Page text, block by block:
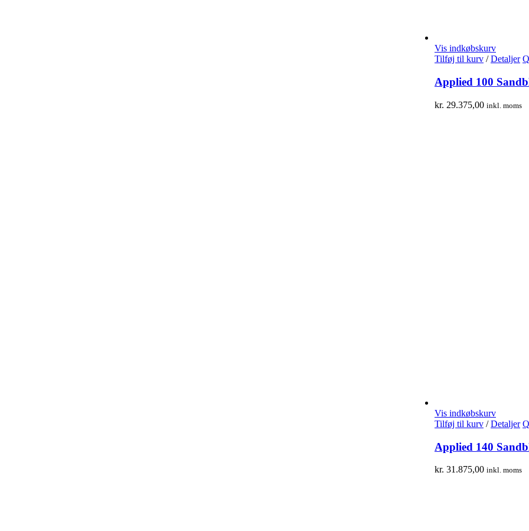
Vis indkøbskurv
Tilføj til kurv / Detaljer
Applied 100
kr. 29.375,00 inkl. moms
Vis indkøbskurv
Tilføj til kurv / Detaljer
Applied 140
kr. 31.875,00 inkl. moms